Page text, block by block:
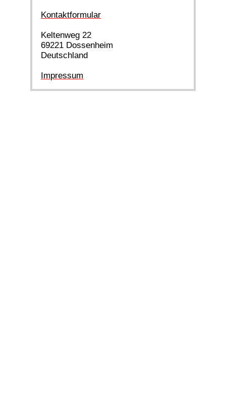
Kontaktformular
Keltenweg 22
69221 Dossenheim
Deutschland
Impressum